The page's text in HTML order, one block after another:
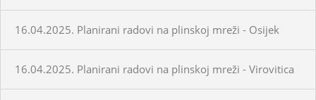
16.04.2025. Planirani radovi na plinskoj mreži - Osijek
16.04.2025. Planirani radovi na plinskoj mreži - Virovitica